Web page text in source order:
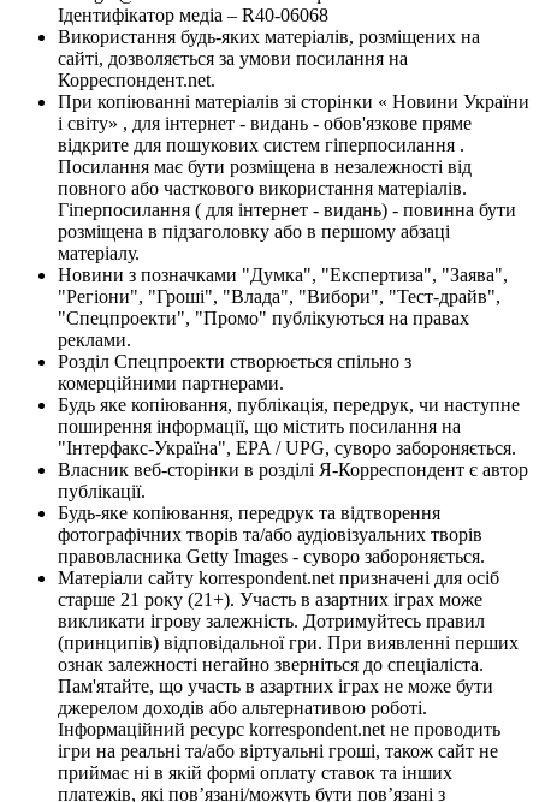
Ідентифікатор медіа – R40-06068
Використання будь-яких матеріалів, розміщених на
сайті, дозволяється за умови посилання на
Корреспондент.net.
При копіюванні матеріалів зі сторінки « Новини України
і світу» , для інтернет - видань - обов'язкове пряме
відкрите для пошукових систем гіперпосилання .
Посилання має бути розміщена в незалежності від
повного або часткового використання матеріалів.
Гіперпосилання ( для інтернет - видань) - повинна бути
розміщена в підзаголовку або в першому абзаці
матеріалу.
Новини з позначками "Думка", "Експертиза", "Заява",
"Регіони", "Гроші", "Влада", "Вибори", "Тест-драйв",
"Спецпроекти", "Промо" публікуються на правах
реклами.
Розділ Спецпроекти створюється спільно з
комерційними партнерами.
Будь яке копіювання, публікація, передрук, чи наступне
поширення інформації, що містить посилання на
"Інтерфакс-Україна", EPA / UPG, суворо забороняється.
Власник веб-сторінки в розділі Я-Корреспондент є автор
публікації.
Будь-яке копіювання, передрук та відтворення
фотографічних творів та/або аудіовізуальних творів
правовласника Getty Images - суворо забороняється.
Матеріали сайту korrespondent.net призначені для осіб
старше 21 року (21+). Участь в азартних іграх може
викликати ігрову залежність. Дотримуйтесь правил
(принципів) відповідальної гри. При виявленні перших
ознак залежності негайно зверніться до спеціаліста.
Пам'ятайте, що участь в азартних іграх не може бути
джерелом доходів або альтернативою роботі.
Інформаційний ресурс korrespondent.net не проводить
ігри на реальні та/або віртуальні гроші, також сайт не
приймає ні в якій формі оплату ставок та інших
платежів, які пов’язані/можуть бути пов’язані з